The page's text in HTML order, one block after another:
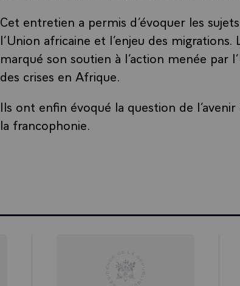
Cet entretien a permis d’évoquer les
l’Union africaine et l’enjeu des
marqué son soutien à l’action menée par
des crises en Afrique.
Ils ont enfin évoqué la question de
la francophonie.